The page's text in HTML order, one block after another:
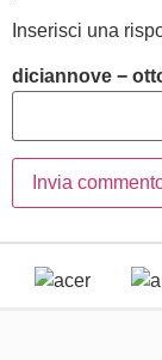
Inserisci una
diciannove −